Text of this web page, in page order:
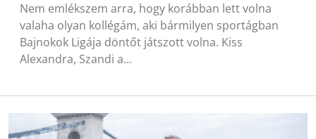
Nem emlékszem arra, hogy korábban lett volna
valaha olyan kollégám, aki bármilyen sportágban
Bajnokok Ligája döntőt játszott volna. Kiss
Alexandra, Szandi a…